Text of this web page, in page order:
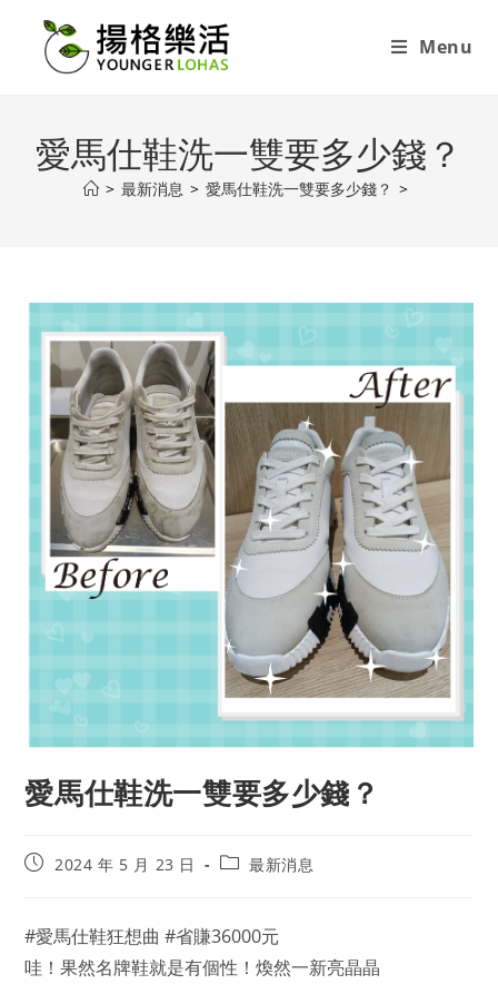
Menu
愛馬仕鞋洗一雙要多少錢？
> 最新消息 > 愛馬仕鞋洗一雙要多少錢？ >
愛馬仕鞋洗一雙要多少錢？
2024 年 5 月 23 日 最新消息
#愛馬仕鞋狂想曲 #省賺36000元
哇！果然名牌鞋就是有個性！煥然一新亮晶晶